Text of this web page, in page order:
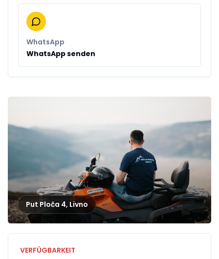
WhatsApp
WhatsApp senden
Put Ploča 4, Livno
VERFÜGBARKEIT